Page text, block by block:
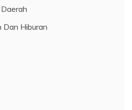
Dan Hiburan